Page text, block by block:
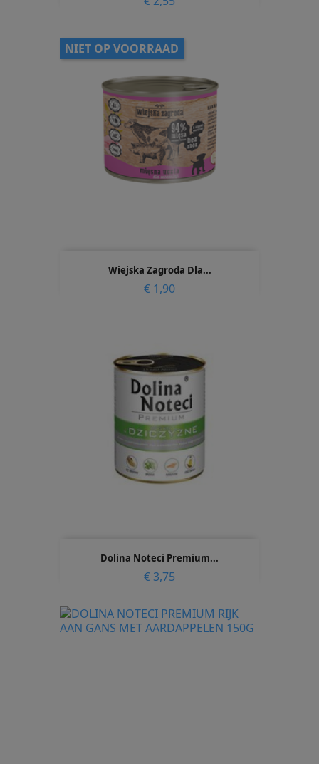
Wiejska Zagroda Dla...
Prijs
€ 1,90
NIET OP VOORRAAD
Dolina Noteci Premium...
Prijs
€ 3,75